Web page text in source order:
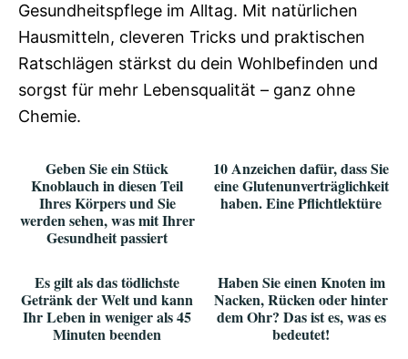
Gesundheitspflege im Alltag. Mit natürlichen
Hausmitteln, cleveren Tricks und praktischen
Ratschlägen stärkst du dein Wohlbefinden und
sorgst für mehr Lebensqualität – ganz ohne
Chemie.
Geben Sie ein Stück
Knoblauch in diesen Teil
Ihres Körpers und Sie
werden sehen, was mit Ihrer
Gesundheit passiert
10 Anzeichen dafür, dass Sie
eine Glutenunverträglichkeit
haben. Eine Pflichtlektüre
Es gilt als das tödlichste
Getränk der Welt und kann
Ihr Leben in weniger als 45
Minuten beenden
Haben Sie einen Knoten im
Nacken, Rücken oder hinter
dem Ohr? Das ist es, was es
bedeutet!